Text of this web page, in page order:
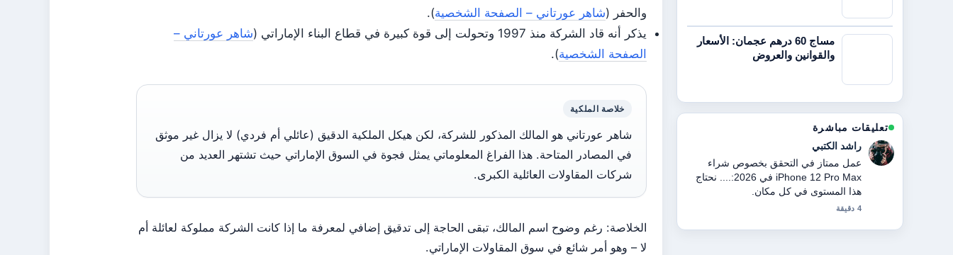
والحفر (شاهر عورتاني – الصفحة الشخصية).
يذكر أنه قاد الشركة منذ 1997 وتحولت إلى قوة كبيرة في قطاع البناء الإماراتي (
شاهر عورتاني –
الصفحة الشخصية).
خلاصة الملكية
شاهر عورتاني هو المالك المذكور للشركة، لكن هيكل الملكية الدقيق (عائلي أم فردي) لا يزال غير موثق
في المصادر المتاحة. هذا الفراغ المعلوماتي يمثل فجوة في السوق الإماراتي حيث تشتهر العديد من
شركات المقاولات العائلية الكبرى.
الخلاصة: رغم وضوح اسم المالك، تبقى الحاجة إلى تدقيق إضافي لمعرفة ما إذا كانت الشركة مملوكة لعائلة أم
لا – وهو أمر شائع في سوق المقاولات الإماراتي.
مساج 60 درهم عجمان: الأسعار
والقوانين والعروض
تعليقات مباشرة
ماجد الهاشمي
تحليل قوي حول الشيخ طحنون بن محمد:
السيرة والمناصب والعلاقة.... هذا أوضح
ملخص قرأته اليوم.
6 دقيقة